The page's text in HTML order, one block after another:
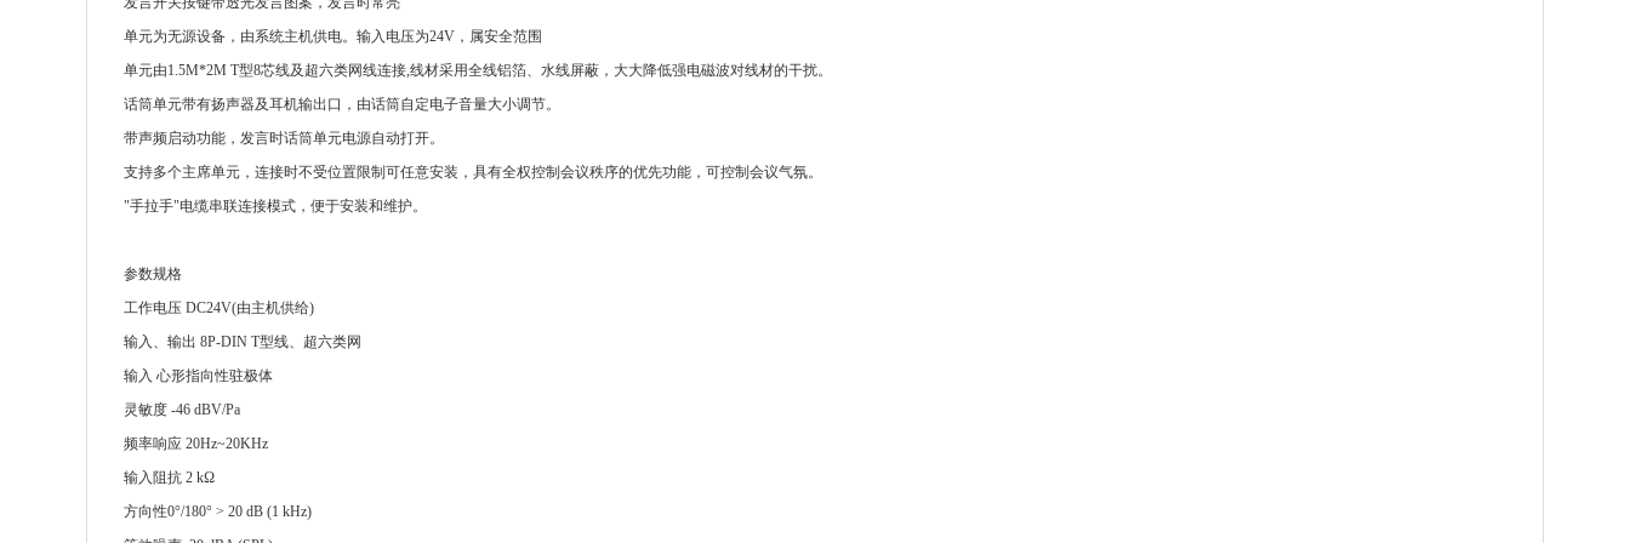
单元为无源设备，由系统主机供电。输入电压为24V，属安全范围
单元由1.5M*2M T型8芯线及超六类网线连接,线材采用全线铝箔、水线屏蔽，大大降低强电磁波对线材的干扰。
话筒单元带有扬声器及耳机输出口，由话筒自定电子音量大小调节。
带声频启动功能，发言时话筒单元电源自动打开。
支持多个主席单元，连接时不受位置限制可任意安装，具有全权控制会议秩序的优先功能，可控制会议气氛。
"手拉手"电缆串联连接模式，便于安装和维护。
参数规格
工作电压 DC24V(由主机供给)
输入、输出 8P-DIN T型线、超六类网
输入 心形指向性驻极体
灵敏度 -46 dBV/Pa
频率响应 20Hz~20KHz
输入阻抗 2 kΩ
方向性0°/180° > 20 dB (1 kHz)